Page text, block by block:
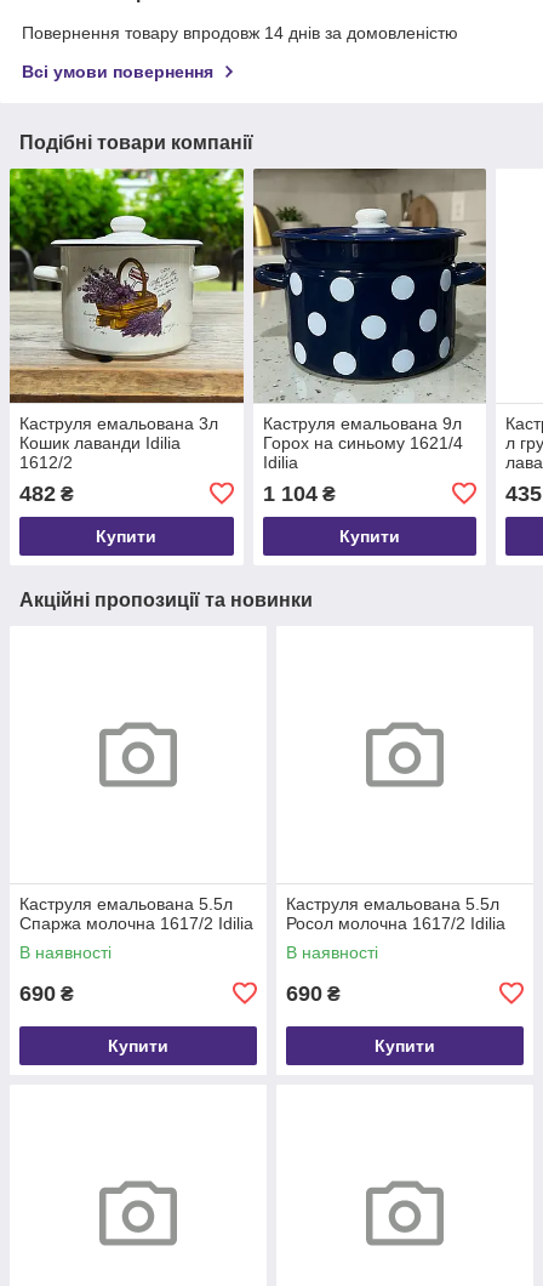
Повернення товару впродовж 14 днів за домовленістю
Всі умови повернення
Подібні товари компанії
Каструля емальована 3л
Кошик лаванди Idilia
1612/2
482 ₴
Купити
Каструля емальована 9л
Горох на синьому 1621/4
Idilia
1 104₴
Купити
л
435
Акційні пропозиції та новинки
Каструля емальована 5.5л
Спаржа молочна 1617/2 Idilia
В наявності
690 ₴
Купити
Каструля емальована 5.5л
Росол молочна 1617/2 Idilia
В наявності
690 ₴
Купити